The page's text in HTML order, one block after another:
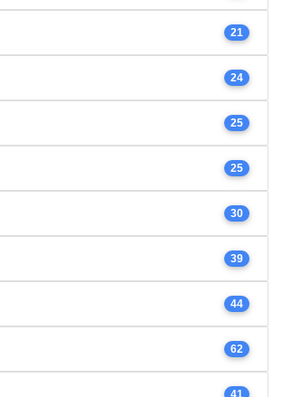
21
24
25
25
30
39
44
62
41